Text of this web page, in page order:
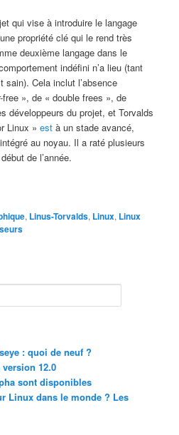
qui vise à introduire le langage
propriété clé qui le rend très
deuxième langage dans le
indéfini n’a lieu (tant
Cela inclut l’absence
», de « double frees », de
développeurs du projet, et Torvalds
Linux »est à un stade avancé,
au noyau. Il a raté plusieurs
de l’année.
, Linus-Torvalds, Linux, Linux
: quoi de neuf ?
12.0
sont disponibles
Linux dans le monde ? Les